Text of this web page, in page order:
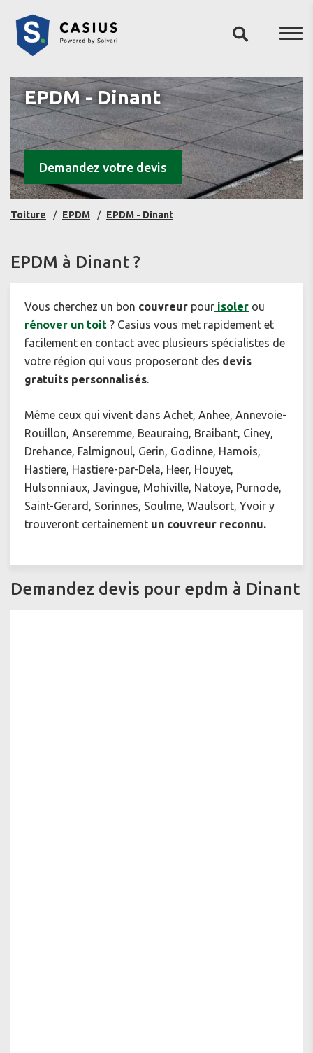
EPDM - Dinant
Demandez votre devis
Toiture EPDM EPDM - Dinant
EPDM à Dinant ?
Vous cherchez un bon couvreur pour isoler ou
rénover un toit ? Casius vous met rapidement et
facilement en contact avec plusieurs spécialistes de
votre région qui vous proposeront des devis
gratuits personnalisés.
Même ceux qui vivent dans Achet, Anhee, Annevoie-
Rouillon, Anseremme, Beauraing, Braibant, Ciney,
Drehance, Falmignoul, Gerin, Godinne, Hamois,
Hastiere, Hastiere-par-Dela, Heer, Houyet,
Hulsonniaux, Javingue, Mohiville, Natoye, Purnode,
Saint-Gerard, Sorinnes, Soulme, Waulsort, Yvoir y
trouveront certainement un couvreur reconnu.
Demandez devis pour epdm à Dinant